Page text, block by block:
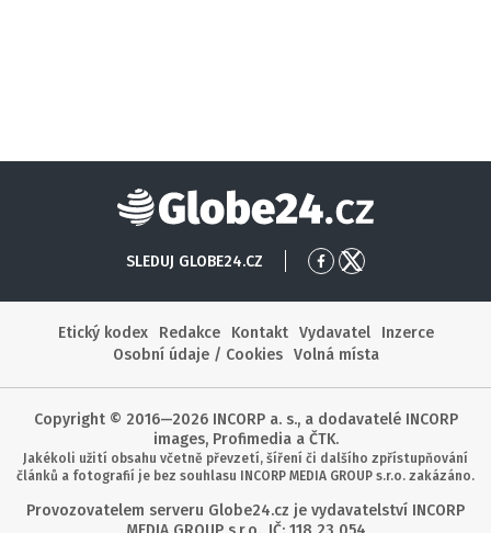
Globe24
SLEDUJ GLOBE24.CZ
PřejítPřejít
Etický kodex
Redakce Kontakt Vydavatel
Inzerce
Osobní údaje / Cookies
Volná místa
Copyright © 2016—2026 INCORP a. s., a dodavatelé INCORP
images, Profimedia a ČTK.
Jakékoli užití obsahu včetně převzetí, šíření či dalšího zpřístupňování
článků a fotografií je bez souhlasu INCORP MEDIA GROUP s.r.o. zakázáno.
Provozovatelem serveru Globe24.cz je vydavatelství INCORP